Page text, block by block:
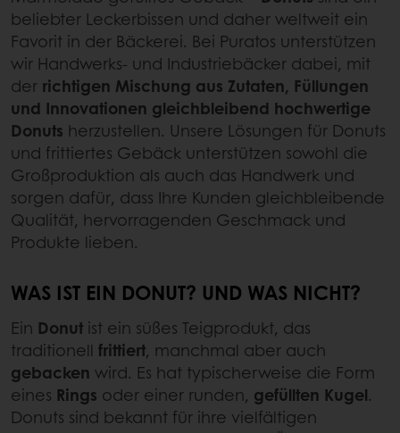
beliebter Leckerbissen und daher weltweit ein
Favorit in der Bäckerei. Bei Puratos unterstützen
wir Handwerks- und Industriebäcker dabei, mit
der richtigen Mischung aus Zutaten, Füllungen
und Innovationen gleichbleibend hochwertige
Donuts herzustellen. Unsere Lösungen für Donuts
und frittiertes Gebäck unterstützen sowohl die
Großproduktion als auch das Handwerk und
sorgen dafür, dass Ihre Kunden gleichbleibende
Qualität, hervorragenden Geschmack und
Produkte lieben.
WAS IST EIN DONUT? UND WAS NICHT?
Ein Donut ist ein süßes Teigprodukt, das
traditionell frittiert, manchmal aber auch
gebacken wird. Es hat typischerweise die Form
eines Rings oder einer runden, gefüllten Kugel.
Donuts sind bekannt für ihre vielfältigen